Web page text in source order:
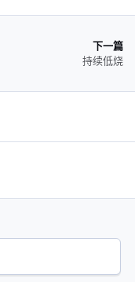
下一篇
持续低烧